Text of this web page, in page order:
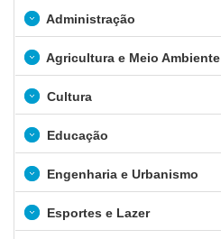
Administração
Agricultura e Meio Ambiente
Cultura
Educação
Engenharia e Urbanismo
Esportes e Lazer